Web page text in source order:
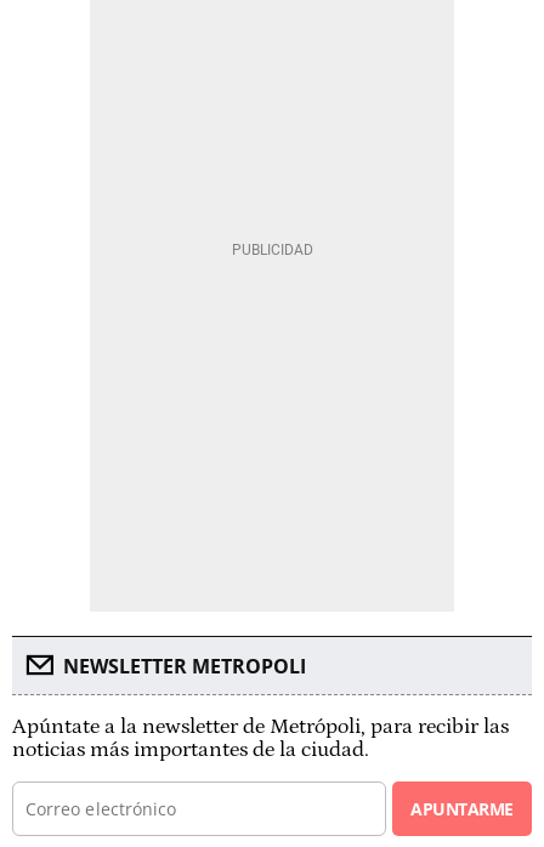
NEWSLETTER METROPOLI
Apúntate a la newsletter de Metrópoli, para recibir las
noticias más importantes de la ciudad.
APUNTARME